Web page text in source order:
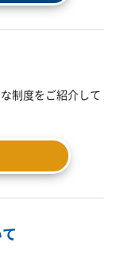
制度をご紹介して